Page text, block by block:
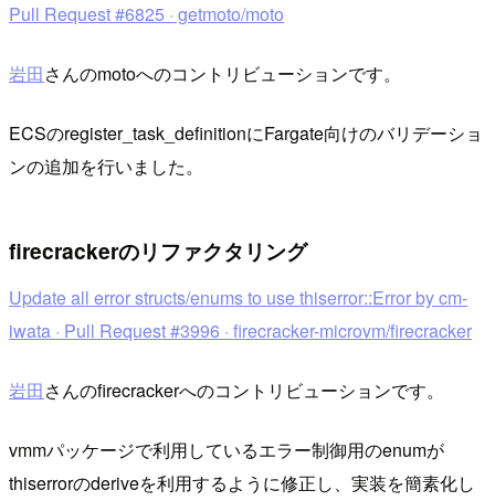
Pull Request #6825 · getmoto/moto
岩田さんのmotoへのコントリビューションです。
ECSのregister_task_definitionにFargate向けのバリデーショ
ンの追加を行いました。
firecrackerのリファクタリング
Update all error structs/enums to use thiserror::Error by cm-
iwata · Pull Request #3996 · firecracker-microvm/firecracker
岩田さんのfirecrackerへのコントリビューションです。
vmmパッケージで利用しているエラー制御用のenumが
thiserrorのderiveを利用するように修正し、実装を簡素化し